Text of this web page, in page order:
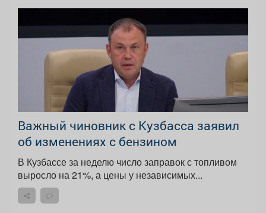
Важный чиновник с Кузбасса заявил
об изменениях с бензином
В Кузбассе за неделю число заправок с топливом
выросло на 21%, а цены у независимых...